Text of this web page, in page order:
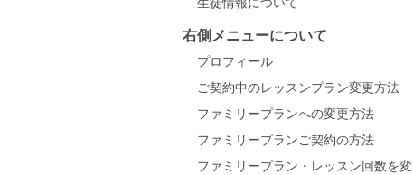
右側メニューについて
プロフィール
ご契約中のレッスンプラン変更方法
ファミリープランへの変更方法
ファミリープランご契約の方法
ファミリープラン・レッスン回数を変